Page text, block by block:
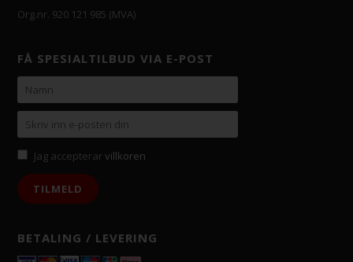
Org.nr. 920 121 985 (MVA)
FÅ SPESIALTILBUD VIA E-POST
Jag accepterarvillkoren
BETALING / LEVERING